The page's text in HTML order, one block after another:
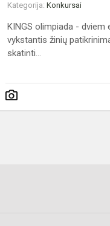
Kategorija:Konkursai
KINGS olimpiada - dviem
vykstantis žinių
skatinti...